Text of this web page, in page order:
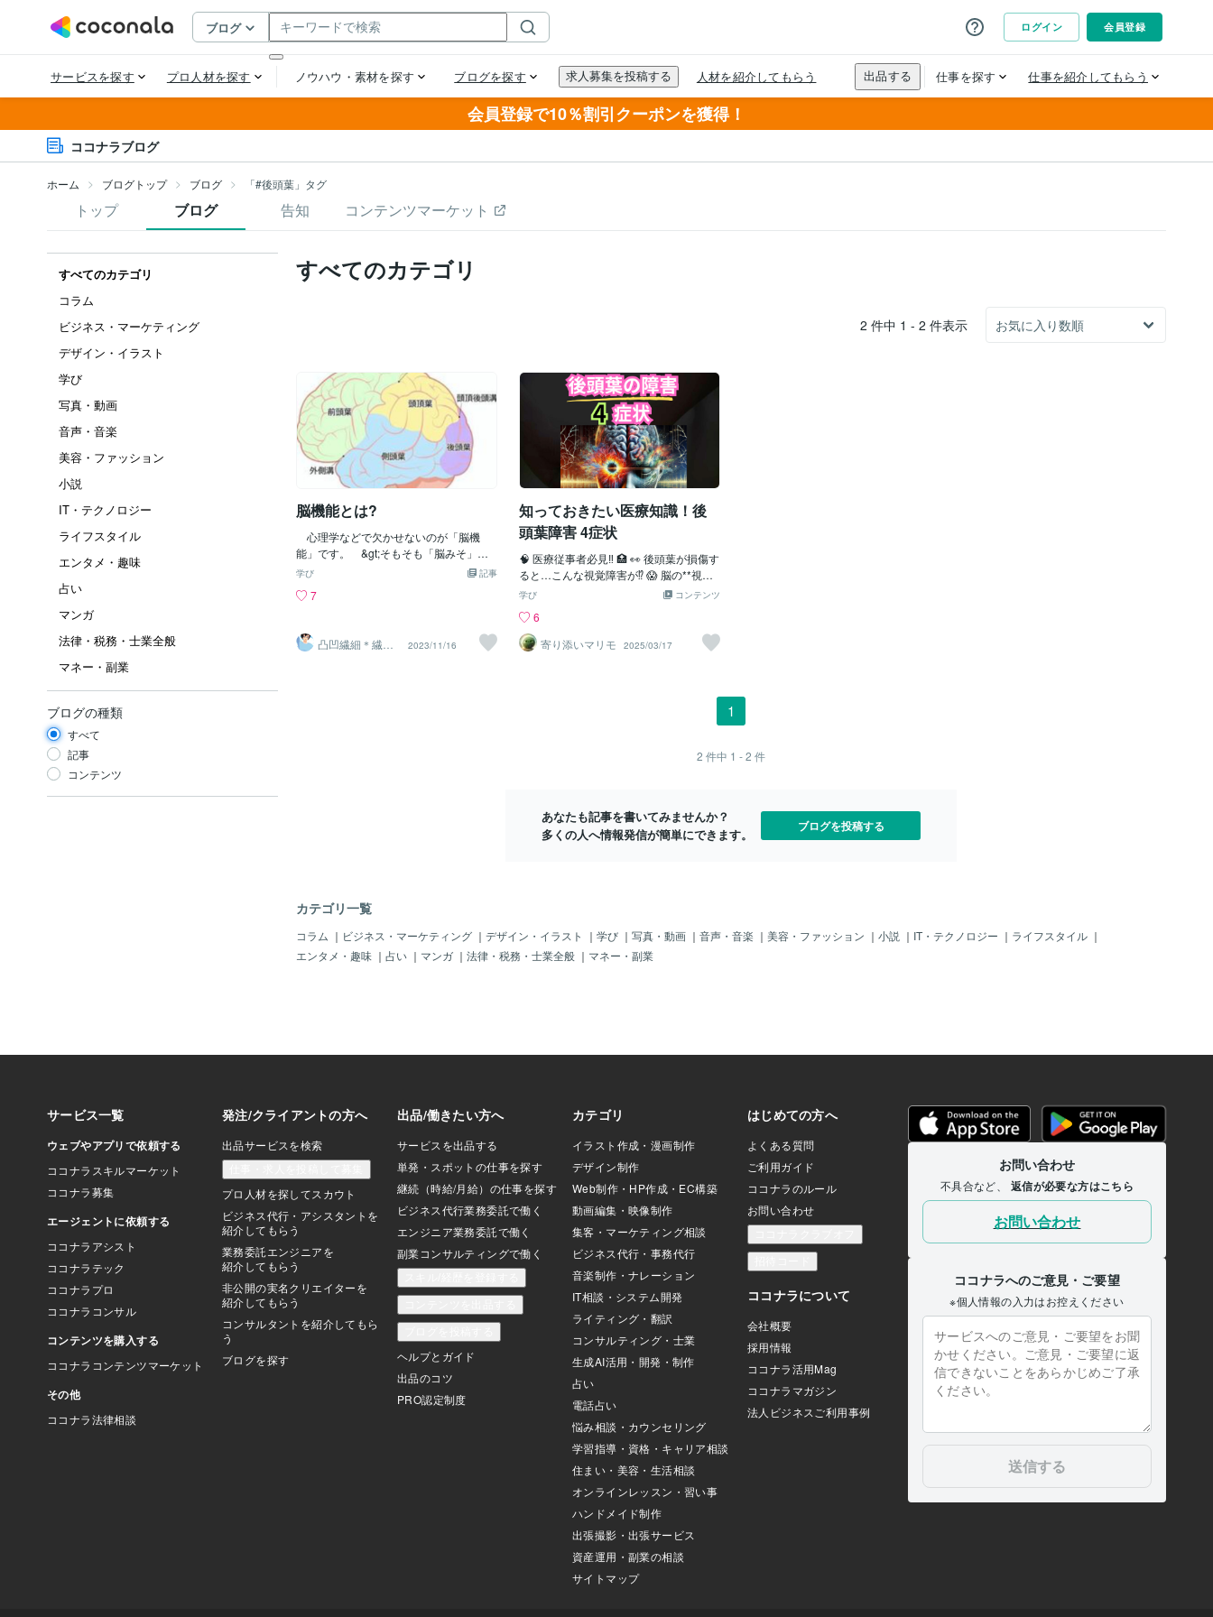
会員登録で10％割引クーポンを獲得！
ココナラブログ
ホーム ブログトップ ブログ 「#後頭葉」タグ
トップ ブログ 告知 コンテンツマーケット
すべてのカテゴリ
コラム
ビジネス・マーケティング
デザイン・イラスト
学び
写真・動画
音声・音楽
美容・ファッション
小説
IT・テクノロジー
ライフスタイル
エンタメ・趣味
占い
マンガ
法律・税務・士業全般
マネー・副業
ブログの種類
すべて
記事
コンテンツ
すべてのカテゴリ
2 件中 1 - 2 件表示
脳機能とは?
心理学などで欠かせないのが「脳機
能」です。 &gt;そもそも「脳みそ」と
は何ぞや? それが私たちの本音ですね。
が'脳みそそのもの'についても研究が進ん
す。 そこで'今現在分かっているとこ
ろ'を中心にお話します。【前頭葉】 手
ます。 なお、「感覚障がい(目が見えな
頭葉」や「側頭葉」が十分に働かないこ
ともあります。【偏桃体】 不安や緊
トラム(繊細さん)あるあるの「感覚過
い、「前頭葉」での判断が追いつかない
のではないかと言われていますが、実際
のところは不明です。 脳みそは上から
見上げると、
記事
学び
7
凸凹繊細＊繊細
親子発達親子の
2023/11/16
知っておきたい医療知識！後
頭葉障害 4症状
🧠 医療従事者必見‼ 🏥 👀 後頭葉が損傷す
ると…こんな視覚障害が⁉ 😱 脳の**視覚
情報の中枢「後頭葉」**がダメージを受
症状が出ることがあります。 ⚡ 後頭葉障
害の4大症状 ⚡ 1️⃣ 同名半盲 👁️➡️❌ 両眼
の同じ側半分の視野が欠損する状態。
い😨 顔のパーツは見えているのに、誰
何⁉」状態 🌀 厄介で不思議な高次脳機能
障害 🌀 💡 これ、知っていましたか？ 🤔
コンテンツ
学び
6
寄り添いマリモ
2025/03/17
1
2 件中 1 - 2 件
あなたも記事を書いてみませんか？
多くの人へ情報発信が簡単にできます。
ブログを投稿する
カテゴリ一覧
コラム ｜ ビジネス・マーケティング ｜ デザイン・イラスト ｜ 学び ｜ 写真・動画 ｜ 音声・音楽 ｜ 美容・ファッション ｜ 小説 ｜ IT・テクノロジー ｜ ライフスタイル ｜
エンタメ・趣味 ｜ 占い ｜ マンガ ｜ 法律・税務・士業全般 ｜ マネー・副業